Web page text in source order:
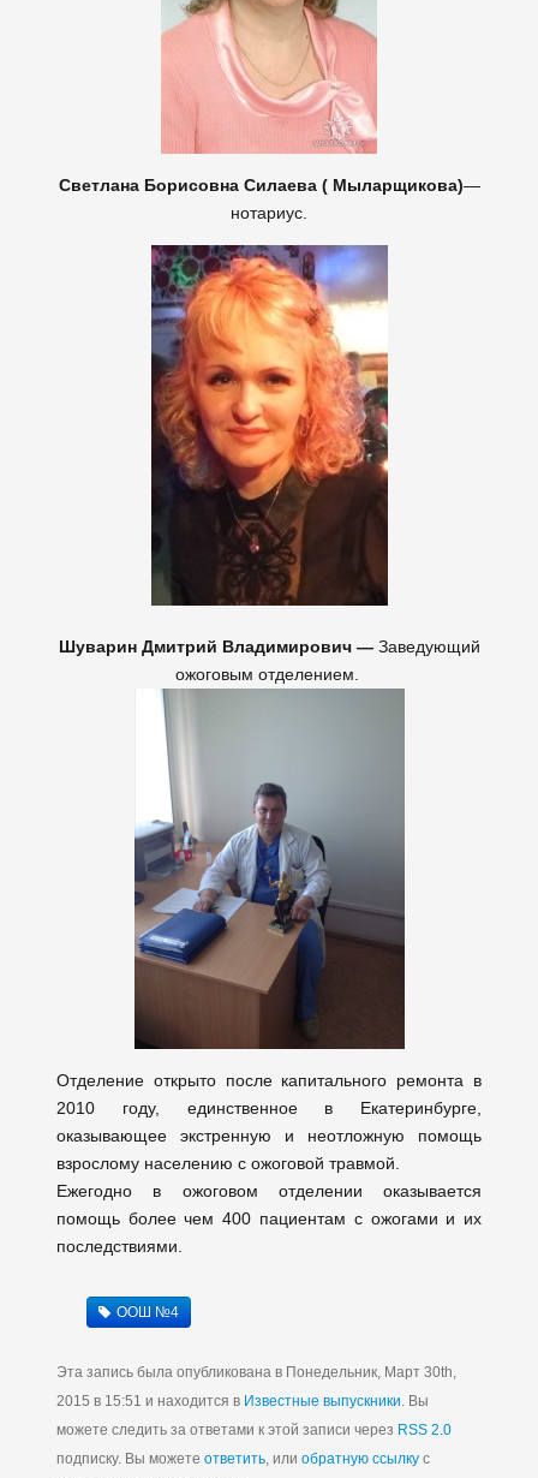
Светлана Борисовна Силаева ( Мыларщикова)—
нотариус.
Шуварин Дмитрий Владимирович —Заведующий
ожоговым отделением.
Отделение открыто после капитального ремонта в
2010 году, единственное в Екатеринбурге,
оказывающее экстренную и неотложную помощь
взрослому населению с ожоговой травмой.
Ежегодно в ожоговом отделении оказывается
помощь более чем 400 пациентам с ожогами и их
последствиями.
ООШ №4
Эта запись была опубликована в Понедельник, Март 30th,
2015 в 15:51 и находится в Известные выпускники. Вы
можете следить за ответами к этой записи через RSS 2.0
подписку. Вы можете ответить, или обратную ссылкус